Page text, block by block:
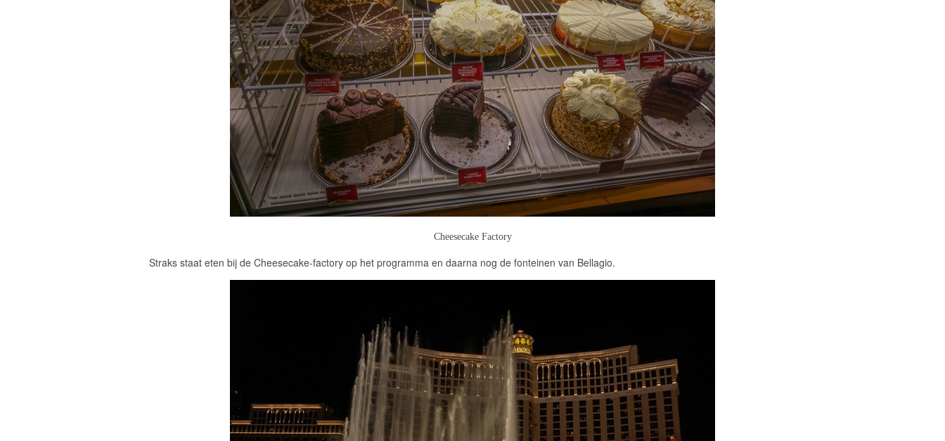
Cheesecake Factory
Straks staat eten bij de Cheesecake-factory op het programma en daarna nog de fonteinen van Bellagio.